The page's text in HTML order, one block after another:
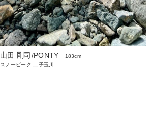
山田 剛司/PONTY
183cm
スノーピーク 二子玉川